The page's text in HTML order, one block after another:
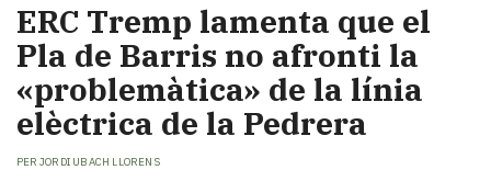
ERC Tremp lamenta que el
Pla de Barris no afronti la
«problemàtica» de la línia
elèctrica de la Pedrera
PER JORDI UBACH LLORENS